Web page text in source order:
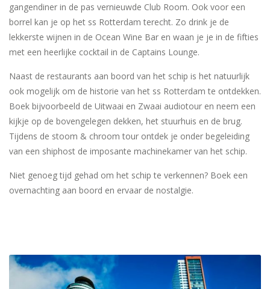
gangendiner in de pas vernieuwde Club Room. Ook voor een
borrel kan je op het ss Rotterdam terecht. Zo drink je de
lekkerste wijnen in de Ocean Wine Bar en waan je je in de fifties
met een heerlijke cocktail in de Captains Lounge.
Naast de restaurants aan boord van het schip is het natuurlijk
ook mogelijk om de historie van het ss Rotterdam te ontdekken.
Boek bijvoorbeeld de Uitwaai en Zwaai audiotour en neem een
kijkje op de bovengelegen dekken, het stuurhuis en de brug.
Tijdens de stoom & chroom tour ontdek je onder begeleiding
van een shiphost de imposante machinekamer van het schip.
Niet genoeg tijd gehad om het schip te verkennen? Boek een
overnachting aan boord en ervaar de nostalgie.